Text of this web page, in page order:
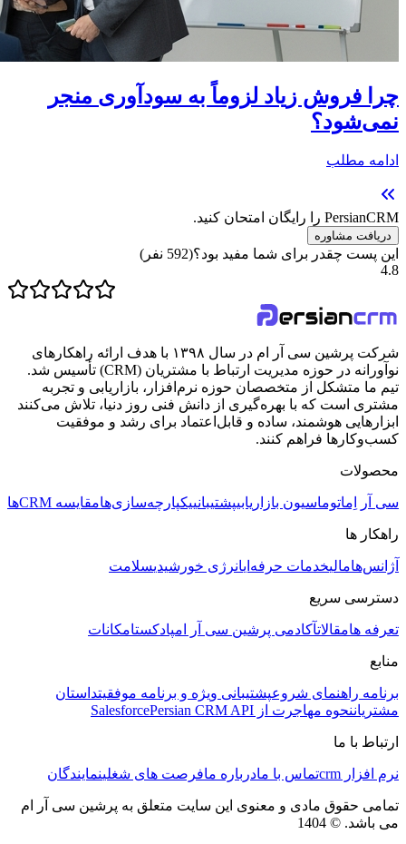
چرا فروش زیاد لزوماً به سودآوری منجر
نمی‌شود؟
ادامه مطلب
PersianCRM را رایگان امتحان کنید.
دریافت مشاوره
این پست چقدر برای شما مفید بود؟(
592 نفر)
4.8
شرکت پرشین سی آر ام در سال ۱۳۹۸ با هدف ارائه راهکارهای
نوآورانه در حوزه مدیریت ارتباط با مشتریان (CRM) تأسیس شد.
تیم ما متشکل از متخصصان حوزه نرم‌افزار، بازاریابی و تجربه
مشتری است که با بهره‌گیری از دانش فنی روز دنیا، تلاش می‌کنند
ابزارهایی هوشمند، ساده و قابل‌اعتماد برای رشد و موفقیت
کسب‌وکارها فراهم کنند.
محصولات
سی آر اِماتوماسیون بازاریابیپشتیبانییکپارچه‌سازی‌هامقایسه CRMها
راهکار ها
آژانس‌هامالیخدمات حرفه‌ایانرژی خورشیدیسلامت
دسترسی سریع
تعرفه هامقالاتآکادمی پرشین سی آر امپادکستامکانات
منابع
برنامه راهنمای شروعپشتیبانی ویژه و برنامه موفقیتداستان
مشتریاننحوه مهاجرت از Salesforce Persian CRM API
ارتباط با ما
نرم افزار crm تماس با مادرباره مافرصت های شغلینمایندگان
تمامی حقوق مادی و معنوی این سایت متعلق به پرشین سی آر ام
می باشد. © 1404